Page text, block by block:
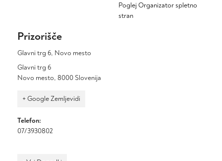
Prizorišče
Glavni trg 6, Novo mesto
Glavni trg 6
Novo mesto, 8000 Slovenija
+ Google Zemljevidi
Telefon:
07/3930802
Poglej Organizator spletno
stran